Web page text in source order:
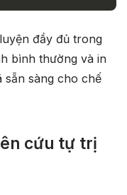
đầy đủ trong
bình thường và in
sẵn sàng cho chế
cứu tự trị